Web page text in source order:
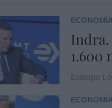
ECONOMÍA
Indra.
1.600
ECONOMÍA